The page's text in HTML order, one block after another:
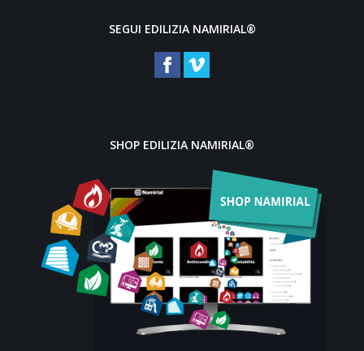
SEGUI EDILIZIA NAMIRIAL®
SHOP EDILIZIA NAMIRIAL®